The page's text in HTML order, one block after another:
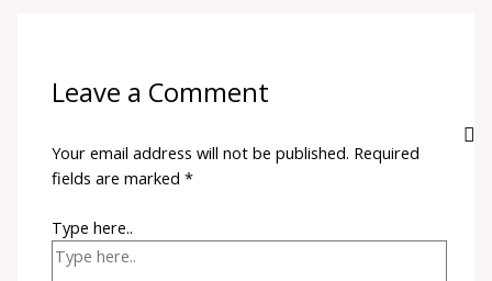
Leave a Comment
Your email address will not be published. Required
fields are marked*
Type here..